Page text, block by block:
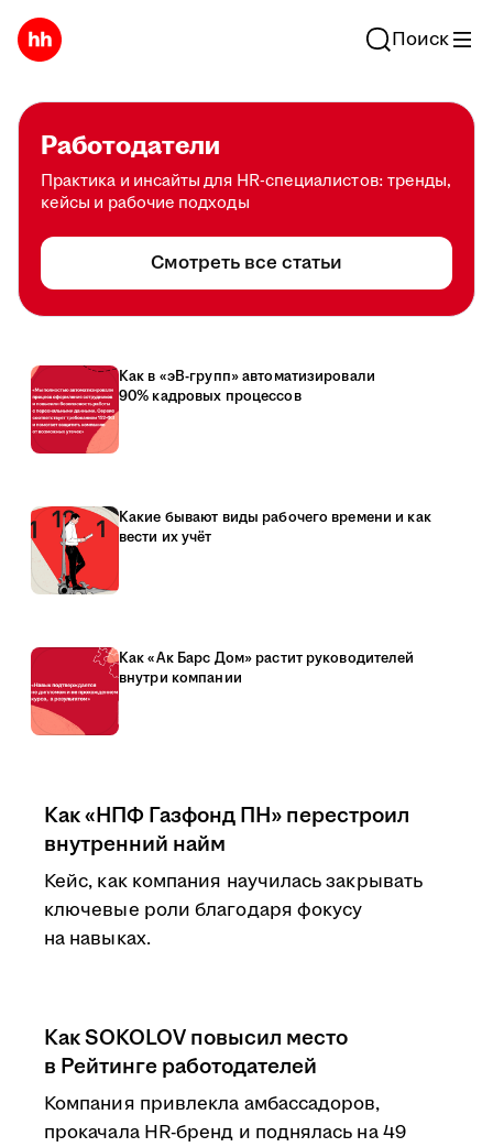
Поиск
Работодатели
Практика и инсайты для HR-специалистов: тренды,
кейсы и рабочие подходы
Смотреть все статьи
Как в «эВ-групп» автоматизировали
90% кадровых процессов
Какие бывают виды рабочего времени и как
вести их учёт
Как «Ак Барс Дом» растит руководителей
внутри компании
Как «НПФ Газфонд ПН» перестроил
внутренний найм
Кейс, как компания научилась закрывать
ключевые роли благодаря фокусу
на навыках.
Как SOKOLOV повысил место
в Рейтинге работодателей
Компания привлекла амбассадоров,
прокачала HR-бренд и поднялась на 49